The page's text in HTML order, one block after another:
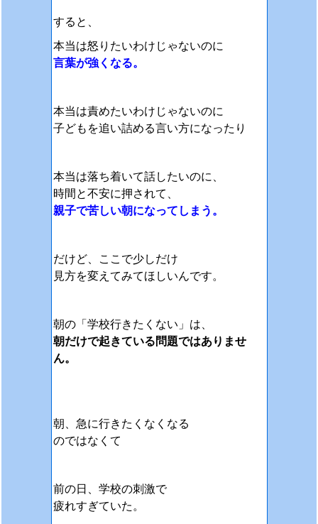
すると、
本当は怒りたいわけじゃないのに
言葉が強くなる。
本当は責めたいわけじゃないのに
子どもを追い詰める言い方になったり
本当は落ち着いて話したいのに、
時間と不安に押されて、
親子で苦しい朝になってしまう。
だけど、ここで少しだけ
見方を変えてみてほしいんです。
朝の「学校行きたくない」は、
朝だけで起きている問題ではありませ
ん。
朝、急に行きたくなくなる
のではなくて
前の日、学校の刺激で
疲れすぎていた。